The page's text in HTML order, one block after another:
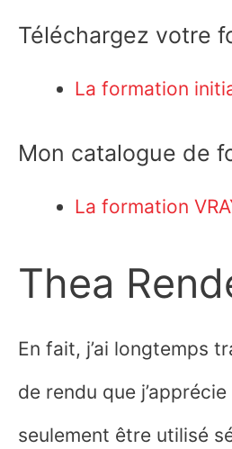
Téléchargez votre
La formation
Mon catalogue de
La formation
Thea
En fait, j’ai longtemps
de rendu que
seulement être utilisé